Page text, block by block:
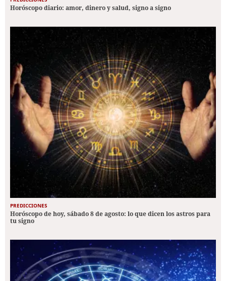
Horóscopo diario: amor, dinero y salud, signo a signo
PREDICCIONES
Horóscopo de hoy, sábado 8 de agosto: lo que dicen los astros para
tu signo